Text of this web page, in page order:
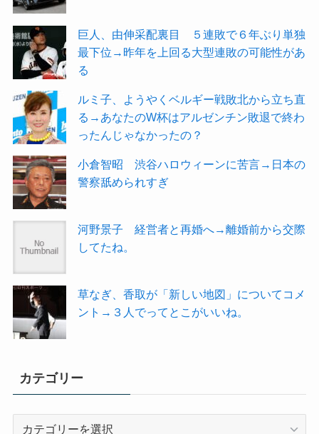
巨人、由伸采配裏目 ５連敗で６年ぶり単独
最下位→昨年を上回る大型連敗の可能性があ
る
ルミ子、ようやくベルギー戦敗北から立ち直
る→あなたのW杯はアルゼンチン敗退で終わ
ったんじゃなかったの？
小倉智昭 渋谷ハロウィーンに苦言→日本の
警察舐められすぎ
河野景子 経営者と再婚へ→離婚前から交際
してたね。
草なぎ、香取が「新しい地図」についてコメ
ント→３人でってとこがいいね。
カテゴリー